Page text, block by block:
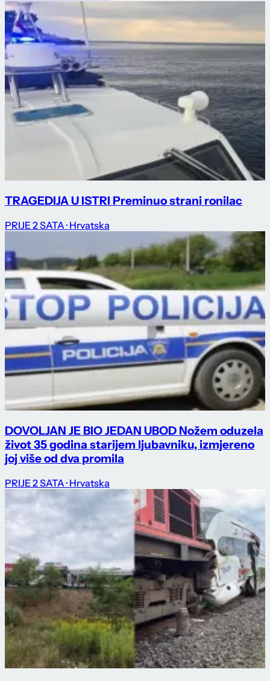
TRAGEDIJA U ISTRI Preminuo strani ronilac
PRIJE 2 SATA · Hrvatska
DOVOLJAN JE BIO JEDAN UBOD Nožem oduzela
život 35 godina starijem ljubavniku, izmjereno
joj više od dva promila
PRIJE 2 SATA · Hrvatska